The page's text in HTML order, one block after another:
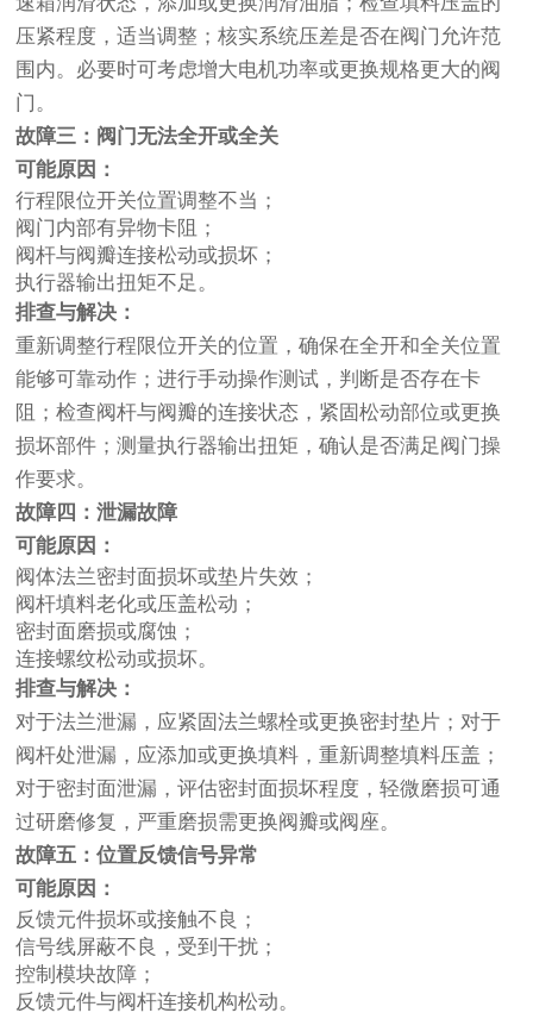
压紧程度，适当调整；核实系统压差是否在阀门允许范
围内。必要时可考虑增大电机功率或更换规格更大的阀
门。
故障三：阀门无法全开或全关
可能原因：
行程限位开关位置调整不当；
阀门内部有异物卡阻；
阀杆与阀瓣连接松动或损坏；
执行器输出扭矩不足。
排查与解决：
重新调整行程限位开关的位置，确保在全开和全关位置
能够可靠动作；进行手动操作测试，判断是否存在卡
阻；检查阀杆与阀瓣的连接状态，紧固松动部位或更换
损坏部件；测量执行器输出扭矩，确认是否满足阀门操
作要求。
故障四：泄漏故障
可能原因：
阀体法兰密封面损坏或垫片失效；
阀杆填料老化或压盖松动；
密封面磨损或腐蚀；
连接螺纹松动或损坏。
排查与解决：
对于法兰泄漏，应紧固法兰螺栓或更换密封垫片；对于
阀杆处泄漏，应添加或更换填料，重新调整填料压盖；
对于密封面泄漏，评估密封面损坏程度，轻微磨损可通
过研磨修复，严重磨损需更换阀瓣或阀座。
故障五：位置反馈信号异常
可能原因：
反馈元件损坏或接触不良；
信号线屏蔽不良，受到干扰；
控制模块故障；
反馈元件与阀杆连接机构松动。